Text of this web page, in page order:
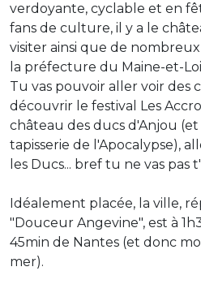
verdoyante, cyclable et en
fans de culture, il y a le
visiter ainsi que de
la préfecture du Maine-et-
Tu vas pouvoir aller voir des
découvrir le festival Les
château des ducs d'Anjou
tapisserie de l'Apocalypse),
les Ducs... bref tu ne vas pas
Idéalement placée, la ville,
"Douceur Angevine", est à
45min de Nantes (et donc
mer).